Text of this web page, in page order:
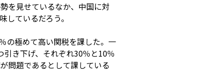
を見せているなか、中国に対
ているだろう。
の極めて高い関税を課した。一
き下げ、それぞれ30％と10％
問題であるとして課している